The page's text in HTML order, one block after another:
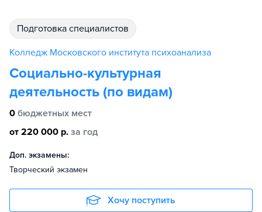
подготовка специалистов
Колледж Московского института психоанализа
Социально-культурная
деятельность (по видам)
0 бюджетных мест
от 220 000 р. за год
Доп. экзамены:
Творческий экзамен
Хочу поступить